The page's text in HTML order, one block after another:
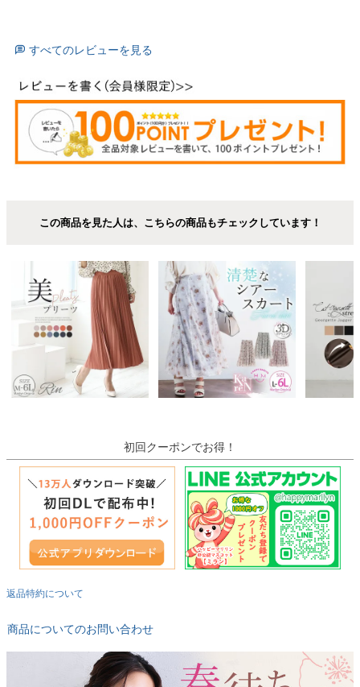
すべてのレビューを見る
この商品を見た人は、こちらの商品もチェックしています！
初回クーポンでお得！
返品特約について
商品についてのお問い合わせ